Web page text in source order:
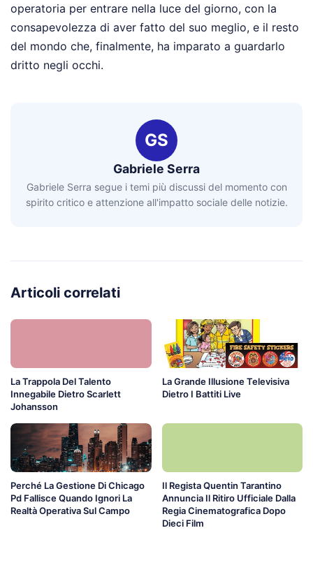
operatoria per entrare nella luce del giorno, con la
consapevolezza di aver fatto del suo meglio, e il resto
del mondo che, finalmente, ha imparato a guardarlo
dritto negli occhi.
GS
Gabriele Serra
Gabriele Serra segue i temi più discussi del momento con
spirito critico e attenzione all'impatto sociale delle notizie.
Articoli correlati
La Trappola Del Talento
Innegabile Dietro Scarlett
Johansson
La Grande Illusione Televisiva
Dietro I Battiti Live
Perché La Gestione Di Chicago
Pd Fallisce Quando Ignori La
Realtà Operativa Sul Campo
Il Regista Quentin Tarantino
Annuncia Il Ritiro Ufficiale Dalla
Regia Cinematografica Dopo
Dieci Film